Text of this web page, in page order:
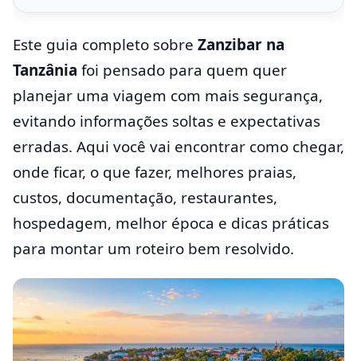
Este guia completo sobre Zanzibar na
Tanzânia foi pensado para quem quer
planejar uma viagem com mais segurança,
evitando informações soltas e expectativas
erradas. Aqui você vai encontrar como chegar,
onde ficar, o que fazer, melhores praias,
custos, documentação, restaurantes,
hospedagem, melhor época e dicas práticas
para montar um roteiro bem resolvido.